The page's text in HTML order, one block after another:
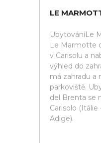
LE
UbytováníLe
Le Marmotte
v Carisolu a
výhled do
má zahradu a
parkoviště.
del Brenta se
Carisolo
Adige).